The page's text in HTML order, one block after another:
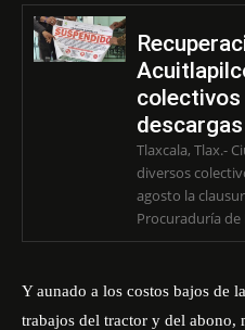
colectivos
Tlaxcala, Tlax.-
diversos
agosto la
Procuraduría de
Y aunado a los costos bajos de
trabajos del tractor y del abono,